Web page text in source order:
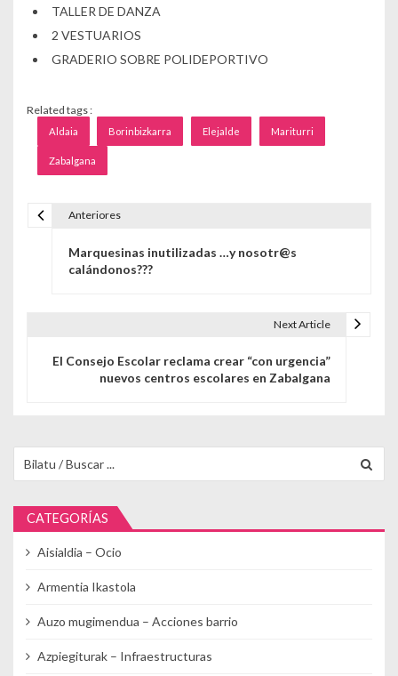
TALLER DE DANZA
2 VESTUARIOS
GRADERIO SOBRE POLIDEPORTIVO
Related tags :
Aldaia Borinbizkarra Elejalde Mariturri
Zabalgana
Anteriores
Marquesinas inutilizadas …y nosotr@s
calándonos???
Next Article
El Consejo Escolar reclama crear “con urgencia”
nuevos centros escolares en Zabalgana
CATEGORÍAS
Aisialdia – Ocio
Armentia Ikastola
Auzo mugimendua – Acciones barrio
Azpiegiturak – Infraestructuras